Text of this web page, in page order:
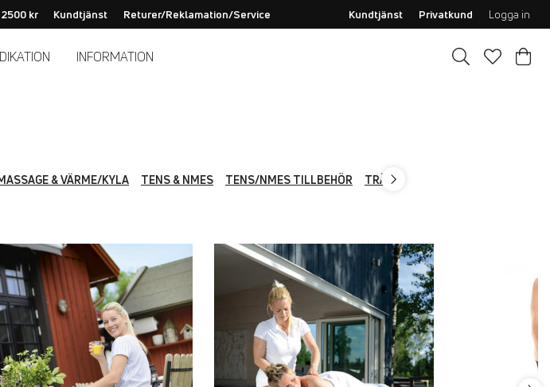
kr Kundtjänst Returer/Reklamation/Service Kundtjänst Privatkund Logga in
INFORMATION
& VÄRME/KYLA TENS & NMES TENS/NMES TILLBEHÖR TRÄNING & POSITIONERING